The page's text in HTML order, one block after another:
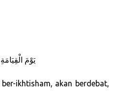
يَوْمَ
ikhtisham, akan berdebat,